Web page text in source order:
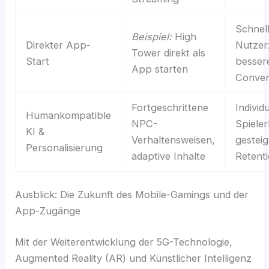
Direkter App-
Start
Beispiel:High
Tower direkt als
App starten
Humankompatible
KI &
Personalisierung
Fortgeschrittene
NPC-
Verhaltensweisen,
adaptive Inhalte
Ausblick: Die Zukunft des Mobile-Gamings und der
App-Zugänge
Mit der Weiterentwicklung der 5G-Technologie,
Augmented Reality (AR) und Künstlicher Intelligenz